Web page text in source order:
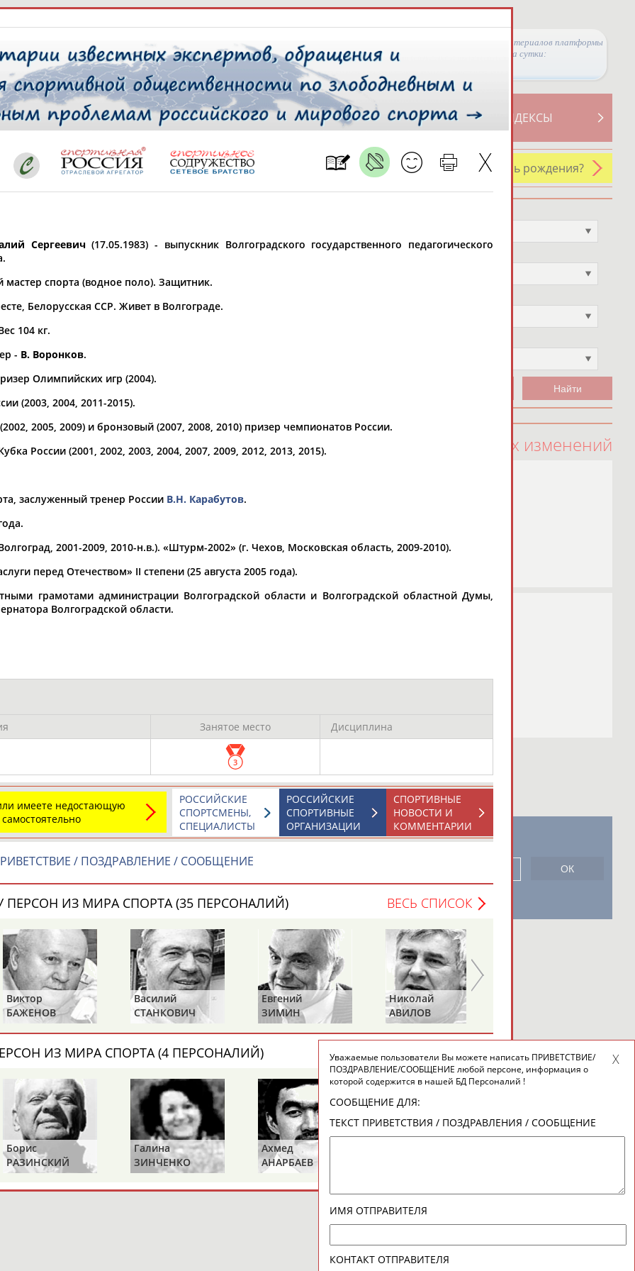
Просмотры материалов платформы
за сутки:
СВОДНЫЕ ИНДЕКСЫ
ТАБЛО АКТИВНОСТИ
РЕСУРСНАЯ ПЛОЩАДКА
У кого сегодня день рождения?
* для действующих спортсменов
рождения
выбран
чч мм год
100 последних изменений
поло
Адресов в новостной рассылке: 996
Сергеевич(17.05.1983) - выпускник Волгоградского государственного педагогического
мастер спорта (водное поло). Защитник.
Белорусская ССР. Живет в Волгограде.
104 кг.
- В. Воронков.
Олимпийских игр (2004).
(2003, 2004, 2011-2015).
2005, 2009) и бронзовый (2007, 2008, 2010) призер чемпионатов России.
России (2001, 2002, 2003, 2004, 2007, 2009, 2012, 2013, 2015).
заслуженный тренер России В.Н. Карабутов.
2001-2009, 2010-н.в.). «Штурм-2002» (г. Чехов, Московская область, 2009-2010).
перед Отечеством» II степени (25 августа 2005 года).
грамотами администрации Волгоградской области и Волгоградской областной Думы,
Волгоградской области.
Занятое место Дисциплина
3
имеете недостающую
СПОРТИВНЫЕ
НОВОСТИ И
КОММЕНТАРИИ
РОССИЙСКИЕ
СПОРТИВНЫЕ
ОРГАНИЗАЦИИ
РОССИЙСКИЕ
СПОРТСМЕНЫ,
СПЕЦИАЛИСТЫ
/ ПОЗДРАВЛЕНИЕ / СООБЩЕНИЕ
ПЕРСОН ИЗ МИРА СПОРТА (35 ПЕРСОНАЛИЙ) ВЕСЬ СПИСОК
Василий
СТАНКОВИЧ
Евгений
ЗИМИН
Николай
АВИЛОВ
Анатолий
БЫКОВ
ИЗ МИРА СПОРТА (4 ПЕРСОНАЛИЙ) ВЕСЬ СПИСОК
Борис
РАЗИНСКИЙ
Галина
ЗИНЧЕНКО
Ахмед
АНАРБАЕВ
Уважаемые пользователи Вы можете написать ПРИВЕТСТВИЕ/
ПОЗДРАВЛЕНИЕ/СООБЩЕНИЕ любой персоне, информация о
которой содержится в нашей БД Персоналий !
СООБЩЕНИЕ ДЛЯ:
ТЕКСТ ПРИВЕТСТВИЯ / ПОЗДРАВЛЕНИЯ / СООБЩЕНИЕ
ИМЯ ОТПРАВИТЕЛЯ
КОНТАКТ ОТПРАВИТЕЛЯ